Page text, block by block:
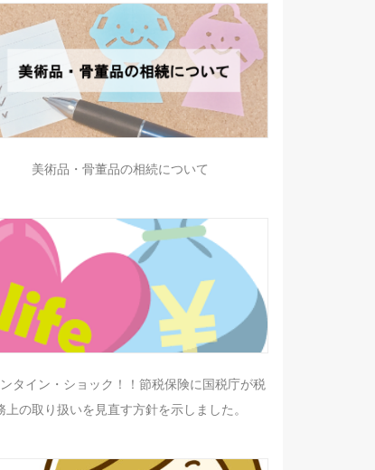
美術品・骨董品の相続について
タイン・ショック！！節税保険に国税庁が税
上の取り扱いを見直す方針を示しました。